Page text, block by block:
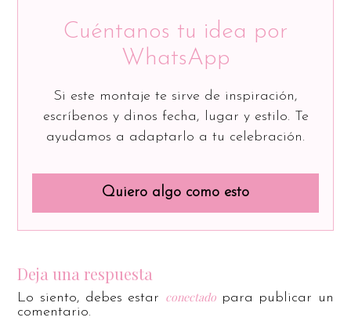
Cuéntanos tu idea por
WhatsApp
Si este montaje te sirve de inspiración,
escríbenos y dinos fecha, lugar y estilo. Te
ayudamos a adaptarlo a tu celebración.
Quiero algo como esto
Deja una respuesta
Lo siento, debes estar conectadopara publicar un
comentario.